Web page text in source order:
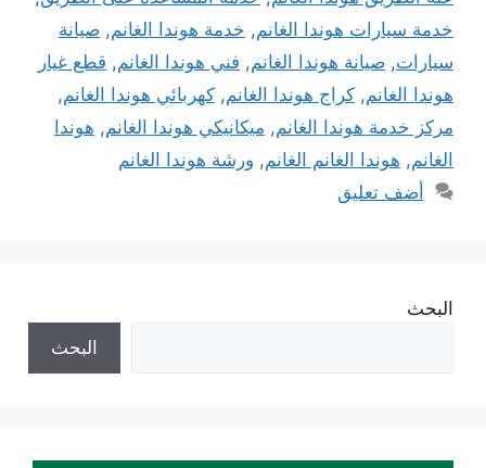
خدمة سيارات هوندا الغانم, خدمة هوندا الغانم, صيانة
سيارات, صيانة هوندا الغانم, فني هوندا الغانم, قطع غيار
هوندا الغانم, كراج هوندا الغانم, كهربائي هوندا الغانم,
مركز خدمة هوندا الغانم, ميكانيكي هوندا الغانم, هوندا
الغانم, هوندا الغانم الغانم, ورشة هوندا الغانم
أضف تعليق
البحث
البحث